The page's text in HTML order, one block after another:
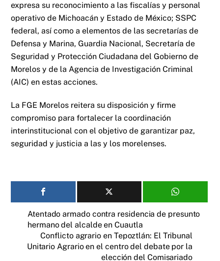
expresa su reconocimiento a las fiscalías y personal
operativo de Michoacán y Estado de México; SSPC
federal, así como a elementos de las secretarías de
Defensa y Marina, Guardia Nacional, Secretaría de
Seguridad y Protección Ciudadana del Gobierno de
Morelos y de la Agencia de Investigación Criminal
(AIC) en estas acciones.
La FGE Morelos reitera su disposición y firme
compromiso para fortalecer la coordinación
interinstitucional con el objetivo de garantizar paz,
seguridad y justicia a las y los morelenses.
Atentado armado contra residencia de presunto
hermano del alcalde en Cuautla
Conflicto agrario en Tepoztlán: El Tribunal
Unitario Agrario en el centro del debate por la
elección del Comisariado